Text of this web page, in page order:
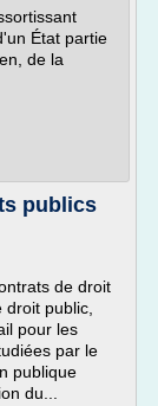
État partie
de la
publics
de droit
public,
pour les
par le
publique
du...